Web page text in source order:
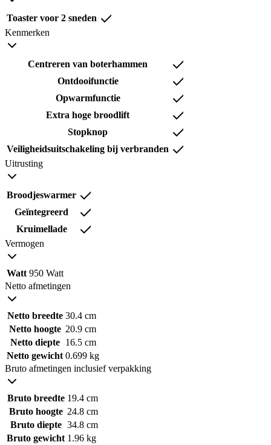
Toaster voor 2 sneden
Kenmerken
Centreren van boterhammen
Ontdooifunctie
Opwarmfunctie
Extra hoge broodlift
Stopknop
Veiligheidsuitschakeling bij verbranden
Uitrusting
Broodjeswarmer
Geïntegreerd
Kruimellade
Vermogen
Watt 950 Watt
Netto afmetingen
Netto breedte 30.4 cm
Netto hoogte 20.9 cm
Netto diepte
16.5 cm
Netto gewicht 0.699 kg
Bruto afmetingen inclusief verpakking
Bruto breedte 19.4 cm
Bruto hoogte 24.8 cm
Bruto diepte 34.8 cm
Bruto gewicht 1.96 kg